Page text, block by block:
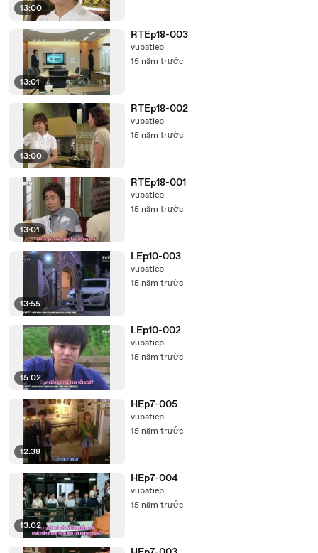
13:00
13:01
RTEp18-003
vubatiep
15 năm trước
13:00
RTEp18-002
vubatiep
15 năm trước
13:01
RTEp18-001
vubatiep
15 năm trước
13:55
I.Ep10-003
vubatiep
15 năm trước
15:02
I.Ep10-002
vubatiep
15 năm trước
12:38
HEp7-005
vubatiep
15 năm trước
13:02
HEp7-004
vubatiep
15 năm trước